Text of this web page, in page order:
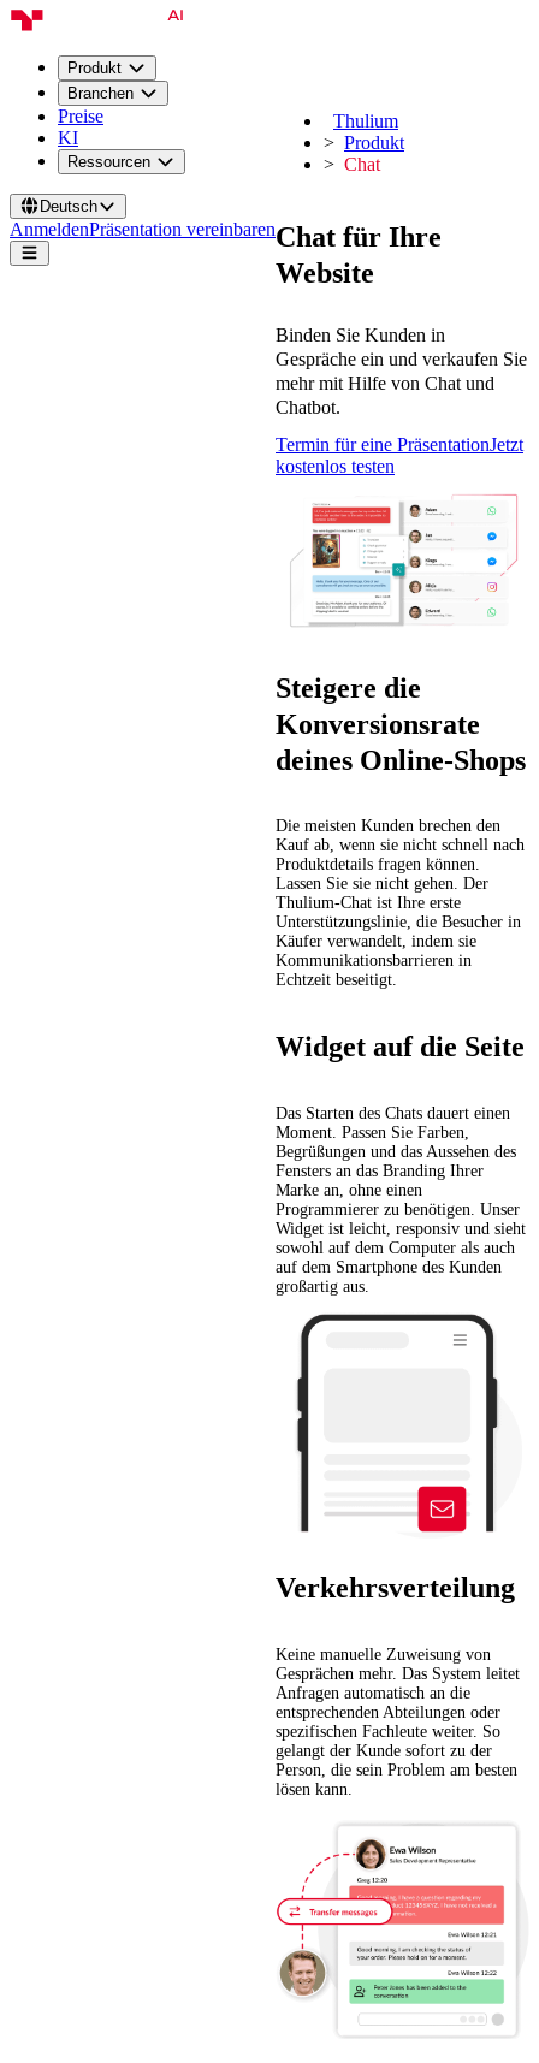
Produkt
Branchen
Preise
KI
Ressourcen
Deutsch
AnmeldenPräsentation vereinbaren
Thulium
Produkt
Chat
Chat für Ihre
Website
Binden Sie Kunden in
Gespräche ein und verkaufen Sie
mehr mit Hilfe von Chat und
Chatbot.
Termin für eine PräsentationJetzt
kostenlos testen
Steigere die
Konversionsrate
deines Online-Shops
Die meisten Kunden brechen den
Kauf ab, wenn sie nicht schnell nach
Produktdetails fragen können.
Lassen Sie sie nicht gehen. Der
Thulium-Chat ist Ihre erste
Unterstützungslinie, die Besucher in
Käufer verwandelt, indem sie
Kommunikationsbarrieren in
Echtzeit beseitigt.
Widget auf die Seite
Das Starten des Chats dauert einen
Moment. Passen Sie Farben,
Begrüßungen und das Aussehen des
Fensters an das Branding Ihrer
Marke an, ohne einen
Programmierer zu benötigen. Unser
Widget ist leicht, responsiv und sieht
sowohl auf dem Computer als auch
auf dem Smartphone des Kunden
großartig aus.
Verkehrsverteilung
Keine manuelle Zuweisung von
Gesprächen mehr. Das System leitet
Anfragen automatisch an die
entsprechenden Abteilungen oder
spezifischen Fachleute weiter. So
gelangt der Kunde sofort zu der
Person, die sein Problem am besten
lösen kann.